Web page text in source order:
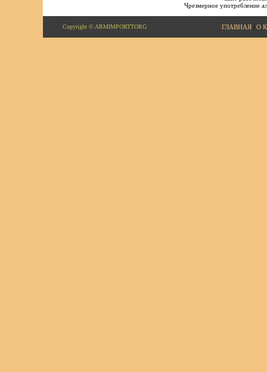
Чрезмерное употребление
Copyright © ARMIMPORTTORG ГЛАВНАЯ| О